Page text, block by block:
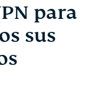
para
sus